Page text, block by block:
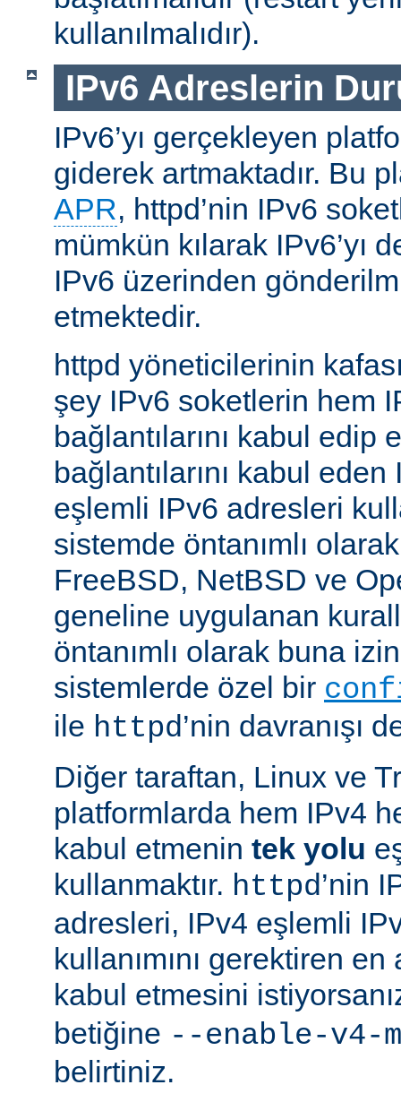
kullanılmalıdır).
IPv6 Adreslerin
IPv6’yı gerçekleyen
giderek artmaktadır. Bu
APR, httpd’nin IPv6
mümkün kılarak IPv6’yı
IPv6 üzerinden
etmektedir.
httpd yöneticilerinin
şey IPv6 soketlerin hem
bağlantılarını kabul edip
bağlantılarını kabul
eşlemli IPv6 adresleri
sistemde öntanımlı
FreeBSD, NetBSD ve
geneline uygulanan
öntanımlı olarak buna
sistemlerde özel bir
ile httpd’nin davranışı
Diğer taraftan, Linux ve
platformlarda hem IPv4
kabul etmenin tek yolu
kullanmaktır. httpd’nin
adresleri, IPv4 eşlemli
kullanımını gerektiren
kabul etmesini
betiğine --enable-v4-
belirtiniz.